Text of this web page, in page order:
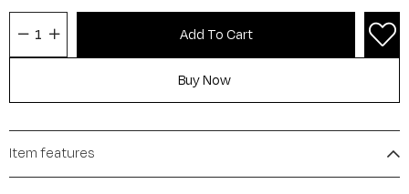
Item features